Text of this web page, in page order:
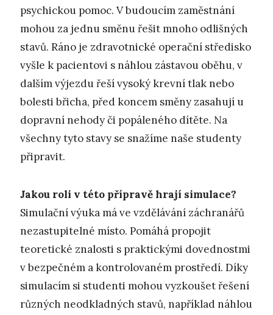
psychickou pomoc. V budoucím zaměstnání
mohou za jednu směnu řešit mnoho odlišných
stavů. Ráno je zdravotnické operační středisko
vyšle k pacientovi s náhlou zástavou oběhu, v
dalším výjezdu řeší vysoký krevní tlak nebo
bolesti břicha, před koncem směny zasahují u
dopravní nehody či popáleného dítěte. Na
všechny tyto stavy se snažíme naše studenty
připravit.
Jakou roli v této přípravě hrají simulace?
Simulační výuka má ve vzdělávání záchranářů
nezastupitelné místo. Pomáhá propojit
teoretické znalosti s praktickými dovednostmi
v bezpečném a kontrolovaném prostředí. Díky
simulacím si studenti mohou vyzkoušet řešení
různých neodkladných stavů, například náhlou